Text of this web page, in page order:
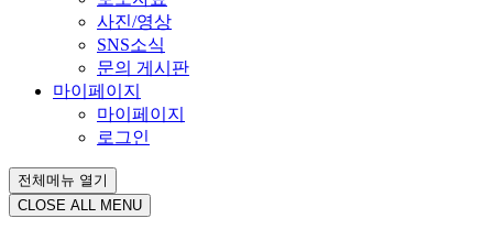
사진/영상
SNS소식
문의 게시판
마이페이지
마이페이지
로그인
전체메뉴 열기
CLOSE ALL MENU